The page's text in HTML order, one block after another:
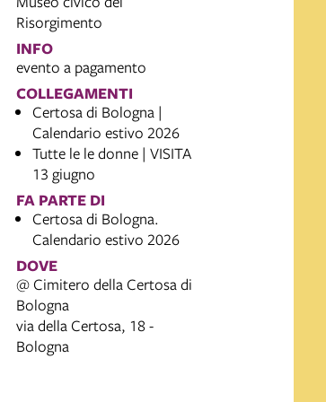
Risorgimento
INFO
evento a pagamento
COLLEGAMENTI
Certosa di Bologna |
Calendario estivo 2026
Tutte le le donne | VISITA
13 giugno
FA PARTE DI
Certosa di Bologna.
Calendario estivo 2026
DOVE
@ Cimitero della Certosa di
Bologna
via della Certosa, 18 -
Bologna